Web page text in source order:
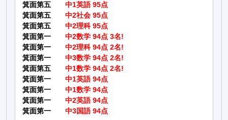
箕面第五
中1英語 95点
箕面第五
中2社会 95点
箕面第五
中2理科 95点
箕面第一
中2数学 94点 3名!
箕面第一
中2理科 94点 2名!
箕面第一
中3数学 94点 2名!
箕面第五
中1数学 94点 2名!
箕面第一
中1英語 94点
箕面第一
中1数学 94点
箕面第一
中2英語 94点
箕面第一
中3国語 94点